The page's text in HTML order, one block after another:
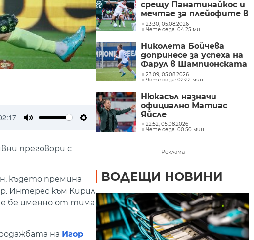
Settings
преговори с
където премина
Интерес към Кирил
бе именно от тима
на Игор
срещу Панатинайкос и
мечтае за плейофите в
Лигата на
конференциите
23:30, 05.08.2026
Чете се за: 04:25 мин.
Николета Бойчева
допринесе за успеха на
Фарул в Шампионската
лига
23:09, 05.08.2026
Чете се за: 02:22 мин.
Нюкасъл назначи
официално Матиас
Яйсле
22:52, 05.08.2026
Чете се за: 00:50 мин.
Реклама
ВОДЕЩИ НОВИНИ